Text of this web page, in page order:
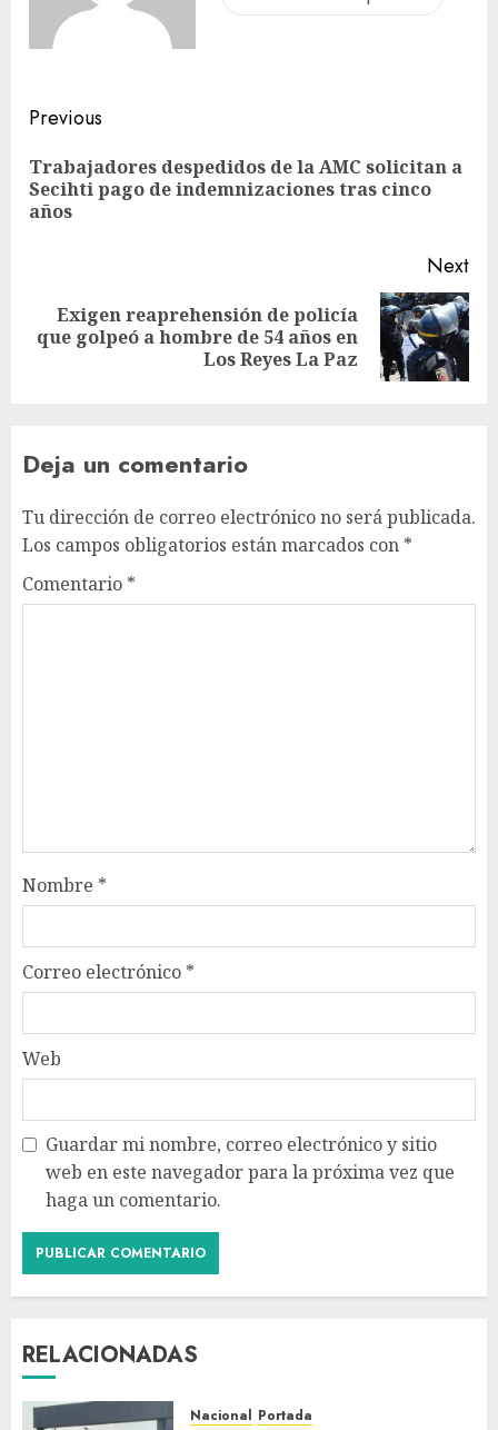
Previous
Trabajadores despedidos de la AMC solicitan a
Secihti pago de indemnizaciones tras cinco
años
Next
Exigen reaprehensión de policía
que golpeó a hombre de 54 años en
Los Reyes La Paz
Deja un comentario
Tu dirección de correo electrónico no será publicada.
Los campos obligatorios están marcados con *
Comentario *
Nombre *
Correo electrónico *
Web
Guardar mi nombre, correo electrónico y sitio
web en este navegador para la próxima vez que
haga un comentario.
RELACIONADAS
Nacional Portada